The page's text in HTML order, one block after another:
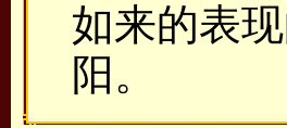
如来的表
阳。